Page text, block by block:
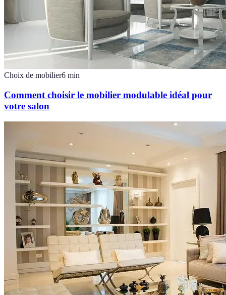
Choix de mobilier6 min
Comment choisir le mobilier modulable idéal pour
votre salon